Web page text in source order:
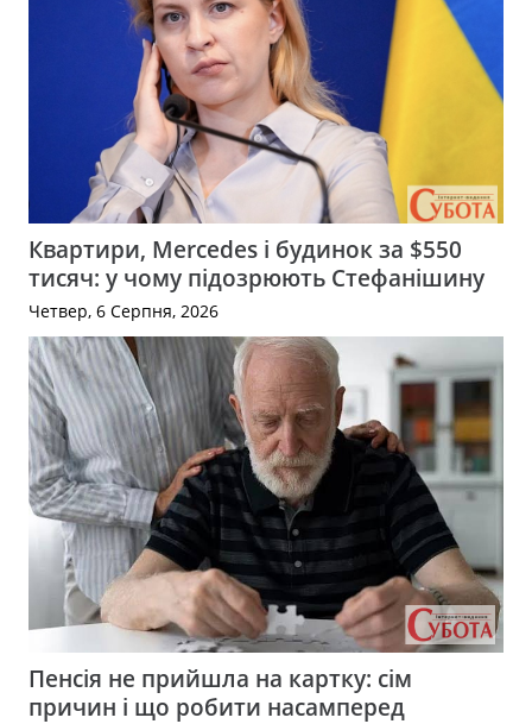
Квартири, Mercedes і будинок за $550
тисяч: у чому підозрюють Стефанішину
Четвер, 6 Серпня, 2026
Пенсія не прийшла на картку: сім
причин і що робити насамперед